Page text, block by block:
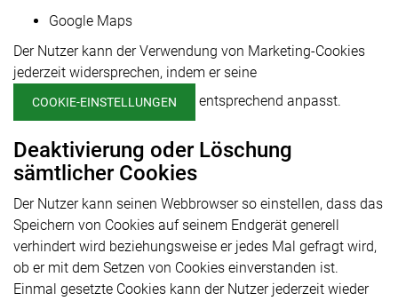
Google Maps
Der Nutzer kann der Verwendung von Marketing-Cookies
jederzeit widersprechen, indem er seine
COOKIE-EINSTELLUNGEN entsprechend anpasst.
Deaktivierung oder Löschung
sämtlicher Cookies
Der Nutzer kann seinen Webbrowser so einstellen, dass das
Speichern von Cookies auf seinem Endgerät generell
verhindert wird beziehungsweise er jedes Mal gefragt wird,
ob er mit dem Setzen von Cookies einverstanden ist.
Einmal gesetzte Cookies kann der Nutzer jederzeit wieder